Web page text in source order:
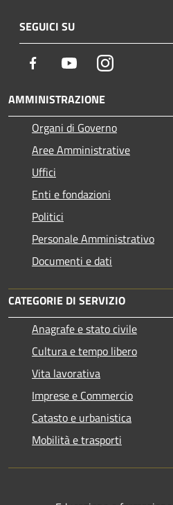
SEGUICI SU
Facebook YoutubeInstagram
AMMINISTRAZIONE
Organi di Governo
Aree Amministrative
Uffici
Enti e fondazioni
Politici
Personale Amministrativo
Documenti e dati
CATEGORIE DI SERVIZIO
Anagrafe e stato civile
Cultura e tempo libero
Vita lavorativa
Imprese e Commercio
Catasto e urbanistica
Mobilità e trasporti